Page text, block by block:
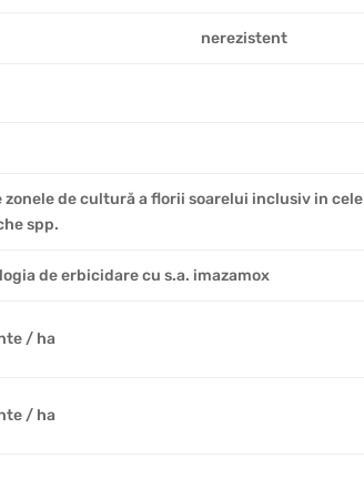
nerezistent
zonele de cultură a florii soarelui inclusiv in cele
spp.
de erbicidare cu s.a. imazamox
/ ha
/ ha